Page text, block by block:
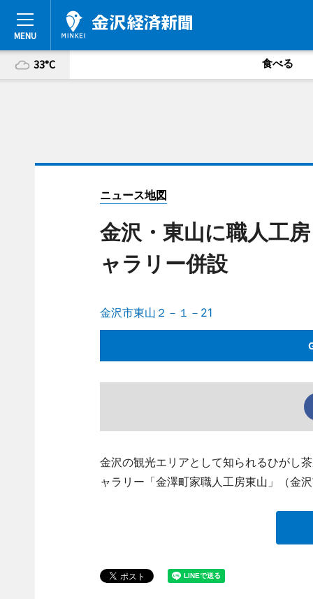
33°C 食べる
ニュース地図
金沢・東山に職人工
ャラリー併設
金沢市東山２－１－21
金沢の観光エリアとして知られるひがし
ャラリー「金澤町家職人工房東山」（金